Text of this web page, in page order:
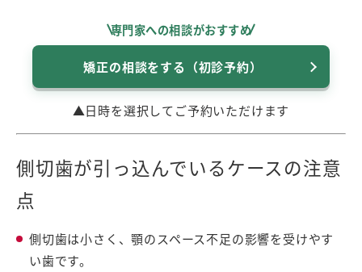
専門家への相談がおすすめ
矯正の相談をする（初診予約）
▲日時を選択してご予約いただけます
側切歯が引っ込んでいるケースの注意
点
側切歯は小さく、顎のスペース不足の影響を受けやす
い歯です。